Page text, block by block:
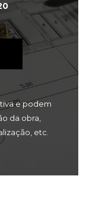
e podem
da obra,
etc.